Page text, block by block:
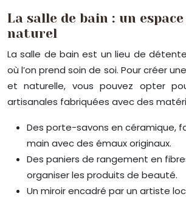
La salle de bain : un
naturel
La salle de bain est un lieu de
où l’on prend soin de soi. Pour créer
et naturelle, vous pouvez opter
artisanales fabriquées avec des
Des porte-savons en céramique,
main avec des émaux originaux.
Des paniers de rangement en
organiser les produits de beauté.
Un miroir encadré par un artiste